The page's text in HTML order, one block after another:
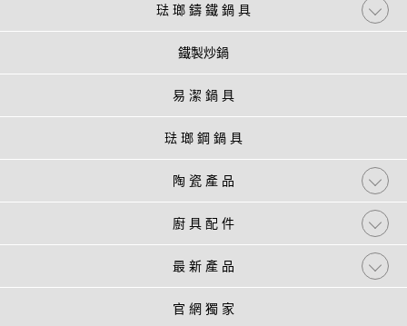
琺 瑯 鑄 鐵 鍋 具
鐵製炒鍋
易 潔 鍋 具
琺 瑯 鋼 鍋 具
陶 瓷 產 品
廚 具 配 件
最 新 產 品
官 網 獨 家